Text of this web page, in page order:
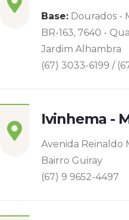
Base: Dourados -
BR-163, 7640 -
Jardim Alhambra
(67) 3033-6199 /
Ivinhema -
Avenida Reinaldo
Bairro Guiray
(67) 9 9652-4497